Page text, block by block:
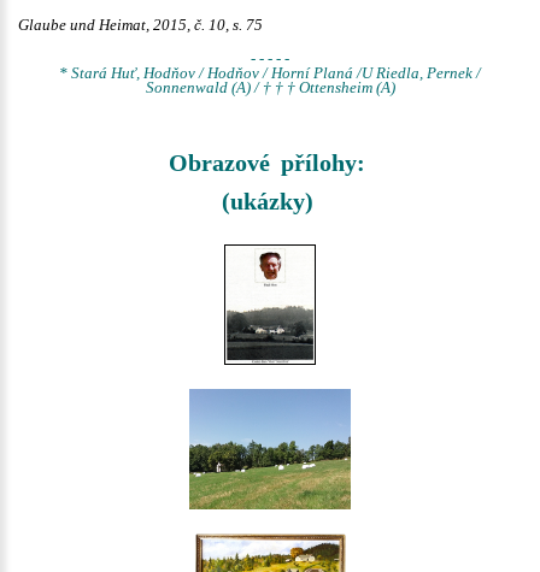
Glaube und Heimat, 2015, č. 10, s. 75
- - - - -
* Stará Huť, Hodňov / Hodňov / Horní Planá /U Riedla, Pernek /
Sonnenwald (A) / † † † Ottensheim (A)
Obrazové přílohy:
(ukázky)